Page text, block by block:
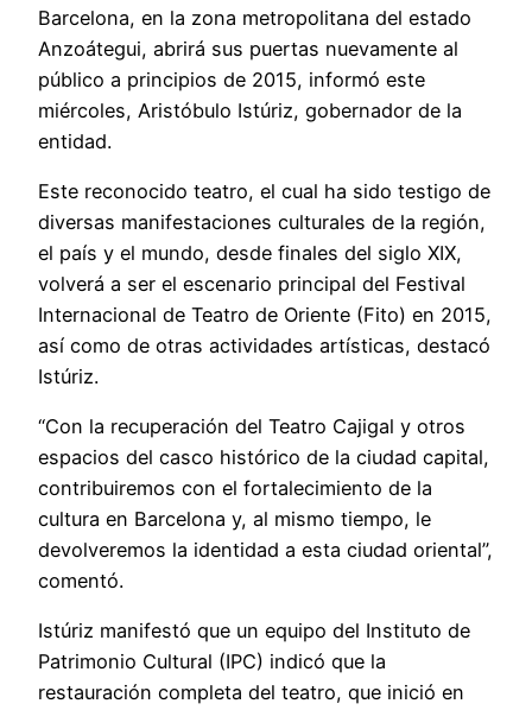
Barcelona, en la zona metropolitana del estado
Anzoátegui, abrirá sus puertas nuevamente al
público a principios de 2015, informó este
miércoles, Aristóbulo Istúriz, gobernador de la
entidad.
Este reconocido teatro, el cual ha sido testigo de
diversas manifestaciones culturales de la región,
el país y el mundo, desde finales del siglo XIX,
volverá a ser el escenario principal del Festival
Internacional de Teatro de Oriente (Fito) en 2015,
así como de otras actividades artísticas, destacó
Istúriz.
“Con la recuperación del Teatro Cajigal y otros
espacios del casco histórico de la ciudad capital,
contribuiremos con el fortalecimiento de la
cultura en Barcelona y, al mismo tiempo, le
devolveremos la identidad a esta ciudad oriental”,
comentó.
Istúriz manifestó que un equipo del Instituto de
Patrimonio Cultural (IPC) indicó que la
restauración completa del teatro, que inició en